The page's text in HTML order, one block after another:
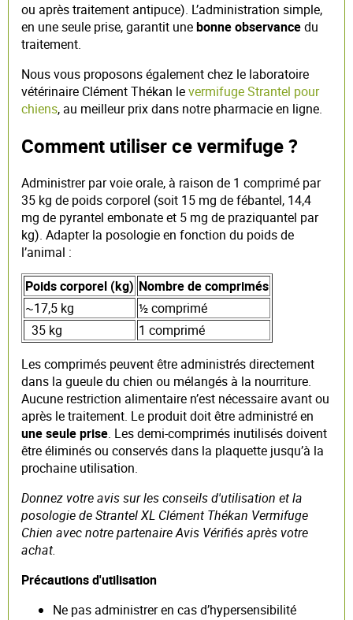
ou après traitement antipuce). L’administration simple,
en une seule prise, garantit unebonne observancedu
traitement.
Nous vous proposons également chez le laboratoire
vétérinaire Clément Thékan levermifuge Strantel pour
chiens, au meilleur prix dans notre pharmacie en ligne.
Comment utiliser ce vermifuge ?
Administrer par voie orale, à raison de 1 comprimé par
35 kg de poids corporel (soit 15 mg de fébantel, 14,4
mg de pyrantel embonate et 5 mg de praziquantel par
kg). Adapter la posologie en fonction du poids de
l’animal :
Poids corporel (kg) Nombre de comprimés
~17,5 kg
½ comprimé
35 kg
1 comprimé
Les comprimés peuvent être administrés directement
dans la gueule du chien ou mélangés à la nourriture.
Aucune restriction alimentaire n’est nécessaire avant ou
après le traitement. Le produit doit être administré en
une seule prise. Les demi-comprimés inutilisés doivent
être éliminés ou conservés dans la plaquette jusqu’à la
prochaine utilisation.
Donnez votre avis sur les conseils d'utilisation et la
posologie de Strantel XL Clément Thékan Vermifuge
Chien avec notre partenaire Avis Vérifiés après votre
achat.
Précautions d'utilisation
Ne pas administrer en cas d’hypersensibilité